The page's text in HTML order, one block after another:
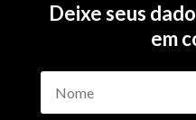
Deixe seus
em